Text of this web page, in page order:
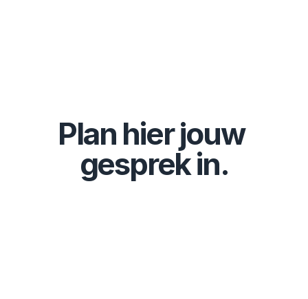
Plan hier jouw
gesprek in.